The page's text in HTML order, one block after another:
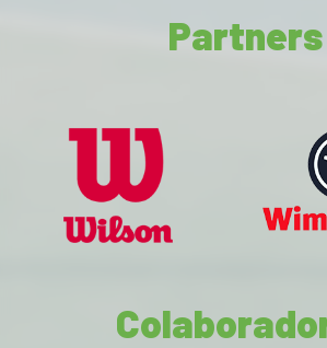
Partners